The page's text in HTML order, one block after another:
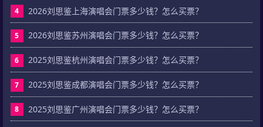
4 2026刘思鉴上海演唱会门票多少钱？怎么买票？
5 2026刘思鉴苏州演唱会门票多少钱？怎么买票？
6 2025刘思鉴杭州演唱会门票多少钱？怎么买票？
7 2025刘思鉴成都演唱会门票多少钱？怎么买票？
8 2025刘思鉴广州演唱会门票多少钱？怎么买票？